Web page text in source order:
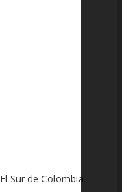
El Sur de Colombia